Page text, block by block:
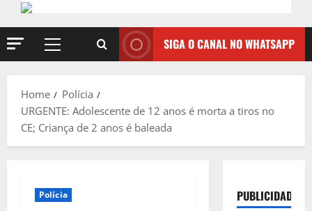
Primary
SIGA O CANAL NO WHATSAPP
Home
Polícia
URGENTE: Adolescente de 12 anos é morta a tiros no
CE; Criança de 2 anos é baleada
Polícia PUBLICIDADE